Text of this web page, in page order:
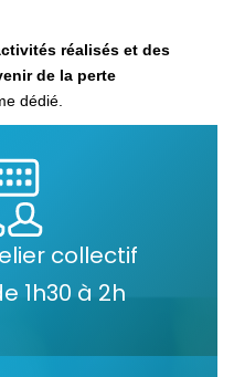
réalisés et des
de la perte
dédié.
collectif
1h30 à 2h